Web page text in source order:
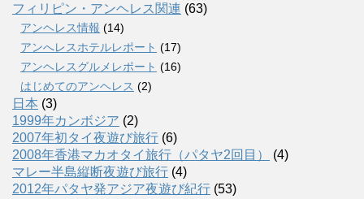
フィリピン・アンヘレス関連 (63)
アンヘレス情報 (14)
アンへレスホテルレポート (17)
アンヘレスグルメレポート (16)
はじめてのアンヘレス (2)
日本 (3)
1999年カンボジア (2)
2007年初タイ夜遊び旅行 (6)
2008年香港マカオタイ旅行（パタヤ2回目）
(4)
マレー半島縦断夜遊び旅行 (4)
2012年パタヤ発アジア夜遊び紀行 (53)